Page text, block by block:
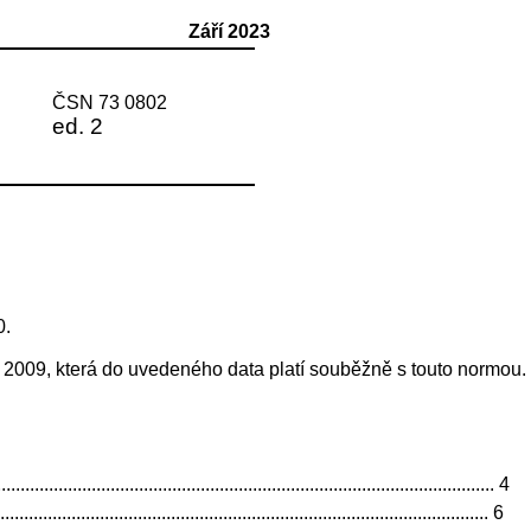
Září 2023
ČSN 73 0802
ed. 2
která do uvedeného data platí souběžně s touto normou.
4
6